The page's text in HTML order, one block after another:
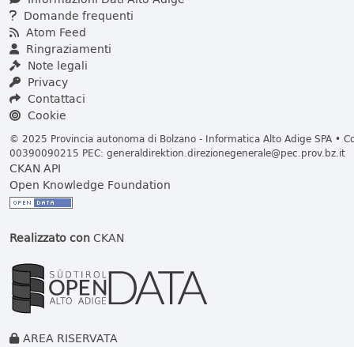
Domande frequenti
Atom Feed
Ringraziamenti
Note legali
Privacy
Contattaci
Cookie
© 2025 Provincia autonoma di Bolzano - Informatica Alto Adige SPA •
00390090215 PEC: generaldirektion.direzionegenerale@pec.prov.bz.it
CKAN API
Open Knowledge Foundation
Realizzato conCKAN
AREA RISERVATA